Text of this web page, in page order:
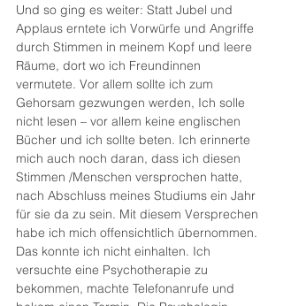
Und so ging es weiter: Statt Jubel und
Applaus erntete ich Vorwürfe und Angriffe
durch Stimmen in meinem Kopf und leere
Räume, dort wo ich Freundinnen
vermutete. Vor allem sollte ich zum
Gehorsam gezwungen werden, Ich solle
nicht lesen – vor allem keine englischen
Bücher und ich sollte beten. Ich erinnerte
mich auch noch daran, dass ich diesen
Stimmen /Menschen versprochen hatte,
nach Abschluss meines Studiums ein Jahr
für sie da zu sein. Mit diesem Versprechen
habe ich mich offensichtlich übernommen.
Das konnte ich nicht einhalten. Ich
versuchte eine Psychotherapie zu
bekommen, machte Telefonanrufe und